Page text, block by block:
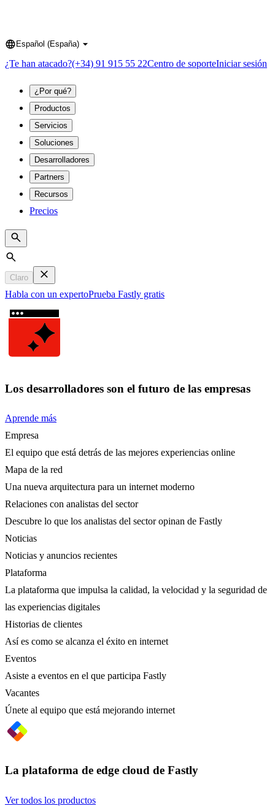
Language
Español (España)
¿Te han atacado?(+34) 91 915 55 22Centro de soporteIniciar sesión
¿Por qué?
Productos
Servicios
Soluciones
Desarrolladores
Partners
Recursos
Precios
Search
Claro
Habla con un expertoPrueba Fastly gratis
Los desarrolladores son el futuro de las empresas
Aprende más
Empresa
El equipo que está detrás de las mejores experiencias online
Mapa de la red
Una nueva arquitectura para un internet moderno
Relaciones con analistas del sector
Descubre lo que los analistas del sector opinan de Fastly
Noticias
Noticias y anuncios recientes
Plataforma
La plataforma que impulsa la calidad, la velocidad y la seguridad de
las experiencias digitales
Historias de clientes
Así es como se alcanza el éxito en internet
Eventos
Asiste a eventos en el que participa Fastly
Vacantes
Únete al equipo que está mejorando internet
La plataforma de edge cloud de Fastly
Ver todos los productos